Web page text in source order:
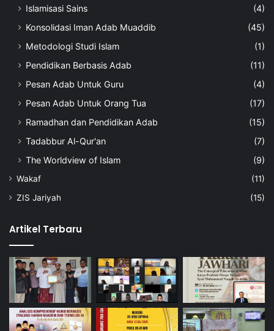
Islamisasi Sains
(4)
Konsolidasi Iman Adab Muaddib
(45)
Metodologi Studi Islam
(1)
Pendidikan Berbasis Adab
(11)
Pesan Adab Untuk Guru
(4)
Pesan Adab Untuk Orang Tua
(17)
Ramadhan dan Pendidikan Adab
(15)
Tadabbur Al-Qur'an
(7)
The Worldview of Islam
(9)
Wakaf
(11)
ZIS Jariyah
(15)
Artikel Terbaru